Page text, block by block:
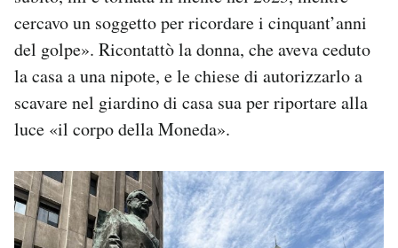
cercavo un soggetto per ricordare i cinquant’anni
del golpe». Ricontattò la donna, che aveva ceduto
la casa a una nipote, e le chiese di autorizzarlo a
scavare nel giardino di casa sua per riportare alla
luce «il corpo della Moneda».